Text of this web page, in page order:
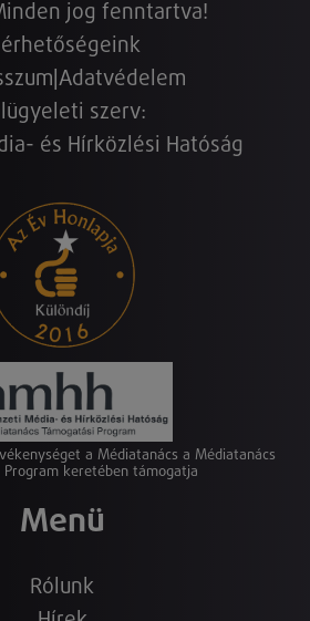
jog fenntartva!
Adatvédelem
szerv:
és Hírközlési Hatóság
a Médiatanács a Médiatanács
Program keretében támogatja
Menü
Rólunk